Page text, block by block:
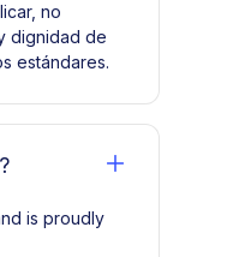
no
dignidad de
estándares.
is proudly